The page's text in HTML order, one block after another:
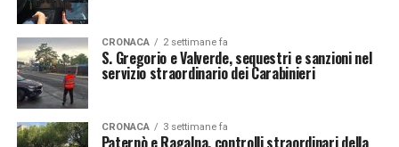
CRONACA 2 settimane fa
S. Gregorio e Valverde, sequestri e sanzioni nel
servizio straordinario dei Carabinieri
CRONACA 3 settimane fa
Paternò e Ragalna, controlli straordinari della